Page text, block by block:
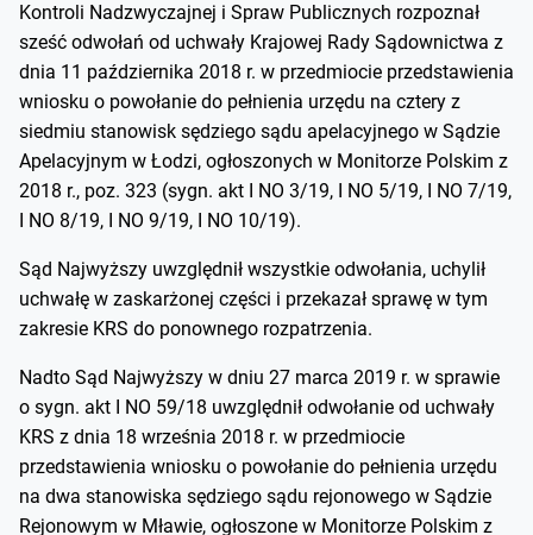
Kontroli Nadzwyczajnej i Spraw Publicznych rozpoznał
sześć odwołań od uchwały Krajowej Rady Sądownictwa z
dnia 11 października 2018 r. w przedmiocie przedstawienia
wniosku o powołanie do pełnienia urzędu na cztery z
siedmiu stanowisk sędziego sądu apelacyjnego w Sądzie
Apelacyjnym w Łodzi, ogłoszonych w Monitorze Polskim z
2018 r., poz. 323 (sygn. akt I NO 3/19, I NO 5/19, I NO 7/19,
I NO 8/19, I NO 9/19, I NO 10/19).
Sąd Najwyższy uwzględnił wszystkie odwołania, uchylił
uchwałę w zaskarżonej części i przekazał sprawę w tym
zakresie KRS do ponownego rozpatrzenia.
Nadto Sąd Najwyższy w dniu 27 marca 2019 r. w sprawie
o sygn. akt I NO 59/18 uwzględnił odwołanie od uchwały
KRS z dnia 18 września 2018 r. w przedmiocie
przedstawienia wniosku o powołanie do pełnienia urzędu
na dwa stanowiska sędziego sądu rejonowego w Sądzie
Rejonowym w Mławie, ogłoszone w Monitorze Polskim z